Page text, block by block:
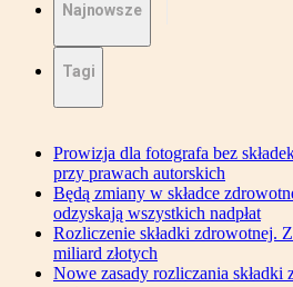
Najnowsze
Tagi
Prowizja dla fotografa bez
przy prawach autorskich
Będą zmiany w składce
odzyskają wszystkich nadpłat
Rozliczenie składki zdrowotnej.
miliard złotych
Nowe zasady rozliczania składki